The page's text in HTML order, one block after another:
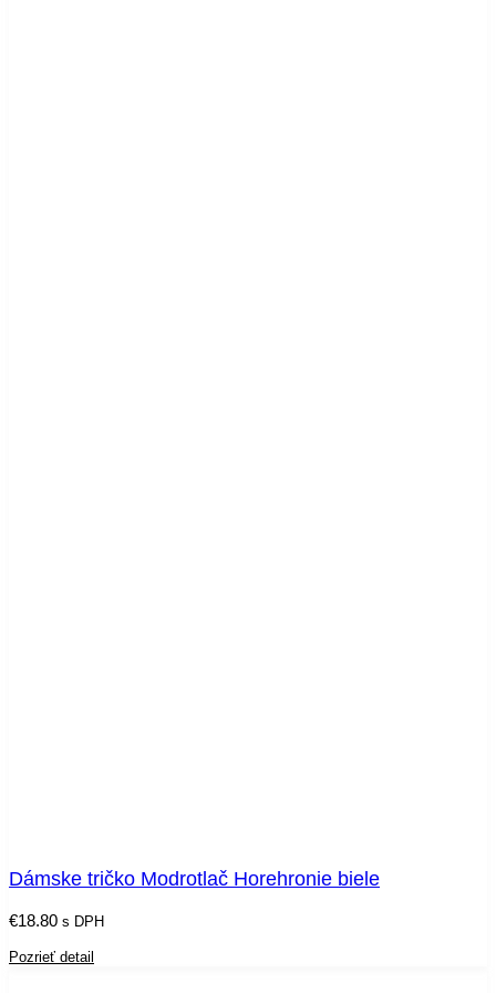
Dámske tričko Modrotlač Horehronie biele
€18.80 s DPH
Pozrieť detail